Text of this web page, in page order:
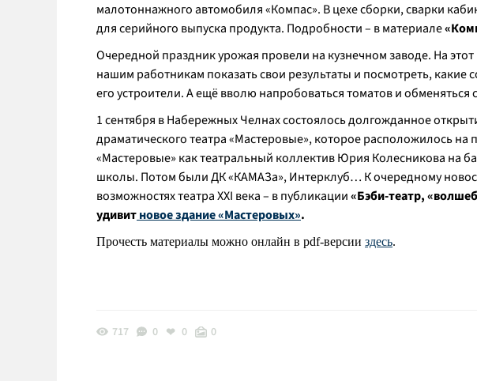
малотоннажного автомобиля «Компас». В цехе сборки, сварки
для серийного выпуска продукта. Подробности – в материале
Очередной праздник урожая провели на кузнечном заводе. На
нашим работникам показать свои результаты и посмотреть, какие
его устроители. А ещё вволю напробоваться томатов и обменяться
1 сентября в Набережных Челнах состоялось долгожданное
драматического театра «Мастеровые», которое расположилось на
«Мастеровые» как театральный коллектив Юрия Колесникова на
школы. Потом были ДК «КАМАЗа», Интерклуб… К очередному
возможностях театра XXI века – в публикации«Бэби-театр,
удивитновое здание «Мастеровых».
Прочесть материалы можно онлайн в pdf-версии здесь.
717 0 0 0